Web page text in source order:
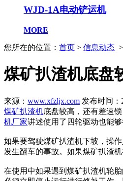
WJD-1A电动铲运机
MORE
您所在的位置： 首页 > 信息动态
煤矿扒渣机底盘
来源： www.xfzljx.com 发布时间：
煤矿扒渣机底盘较高，还有差速
机厂家讲述使用了四轮驱动也能
如果要驾驶煤矿扒渣机下坡，操
发生翻车的事故。如果煤矿扒渣
在使用中如果遇到煤矿扒渣机轮